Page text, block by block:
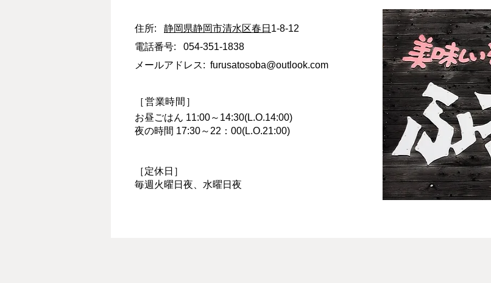
住所: 静岡県静岡市清水区春日 1-8-12
電話番号: 054-351-1838
メールアドレス: furusatosoba@outlook.com
［営業時間］
お昼ごはん 11:00～14:30(L.O.14:00)
夜の時間 17:30～22：00(L.O.21:00)
［定休日］
毎週火曜日夜、水曜日夜